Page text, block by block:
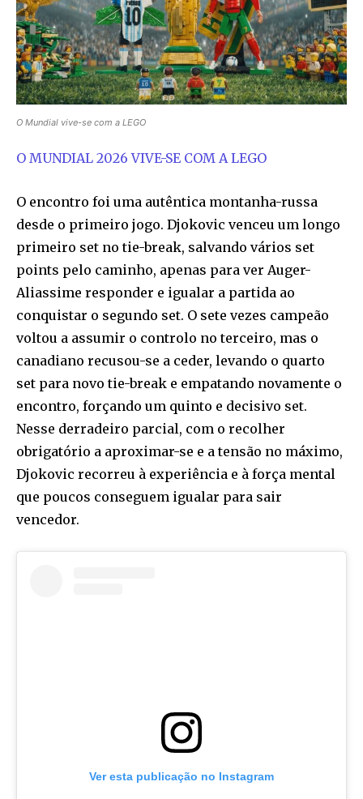
O Mundial vive-se com a LEGO
O MUNDIAL 2026 VIVE-SE COM A LEGO
O encontro foi uma autêntica montanha-russa
desde o primeiro jogo. Djokovic venceu um longo
primeiro set no tie-break, salvando vários set
points pelo caminho, apenas para ver Auger-
Aliassime responder e igualar a partida ao
conquistar o segundo set. O sete vezes campeão
voltou a assumir o controlo no terceiro, mas o
canadiano recusou-se a ceder, levando o quarto
set para novo tie-break e empatando novamente o
encontro, forçando um quinto e decisivo set.
Nesse derradeiro parcial, com o recolher
obrigatório a aproximar-se e a tensão no máximo,
Djokovic recorreu à experiência e à força mental
que poucos conseguem igualar para sair
vencedor.
Ver esta publicação no Instagram